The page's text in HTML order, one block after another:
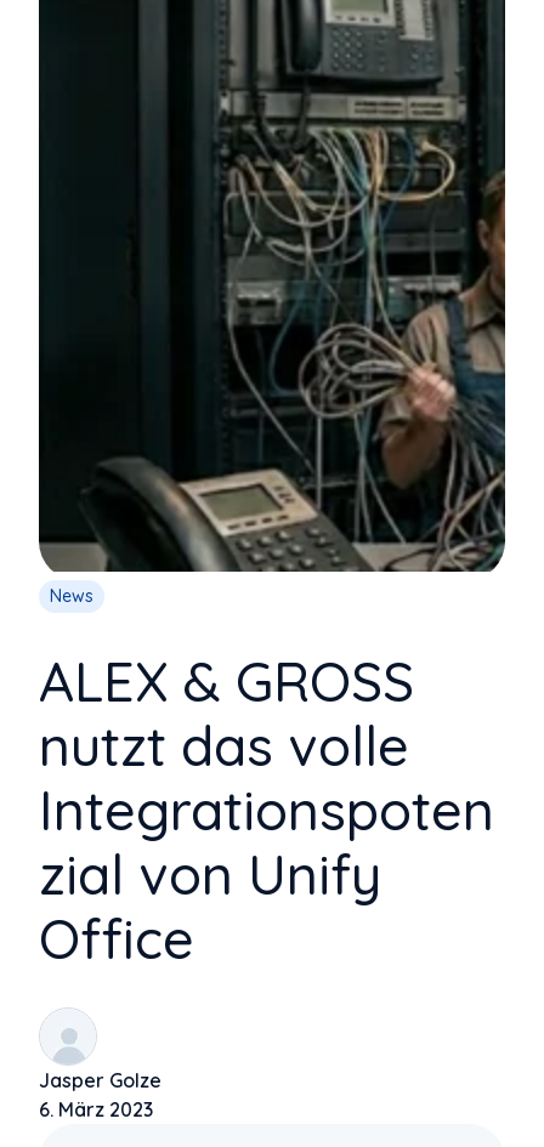
News
ALEX & GROSS
nutzt das volle
Integrationspoten
zial von Unify
Office
Jasper Golze
6. März 2023